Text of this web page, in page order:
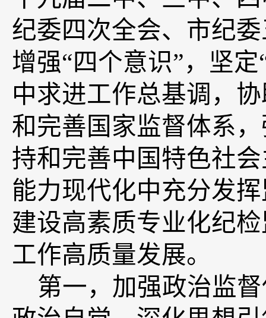
纪委四次全会、市纪
增强“四个意识”，坚定
中求进工作总基调，
和完善国家监督体系
持和完善中国特色社
能力现代化中充分发
建设高素质专业化纪
工作高质量发展。
第一， 加强政治监